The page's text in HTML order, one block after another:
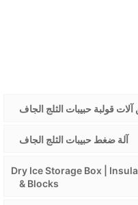
قولبة حبيبات الثلج الجاف
آلة ضغط حبيبات الثلج الجاف
Dry Ice Storage Box |
& Blocks